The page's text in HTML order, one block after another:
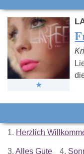
1. Herzlich
3. Alles Gute 4.